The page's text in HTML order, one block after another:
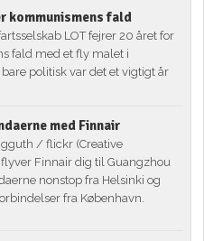
kommunismens fald
LOT fejrer 20 året for
fald med et fly malet i
politisk var det et vigtigt år
med Finnair
/ flickr (Creative
Finnair dig til Guangzhou
nonstop fra Helsinki og
fra København.